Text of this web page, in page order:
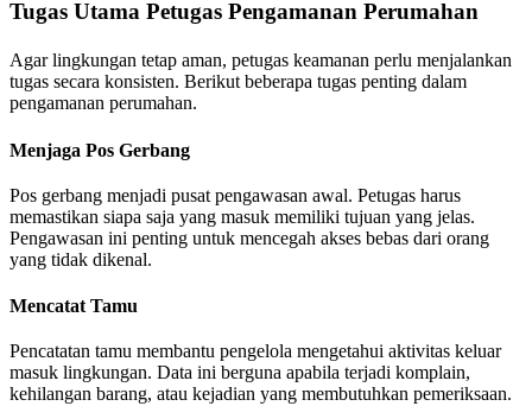
Tugas Utama Petugas Pengamanan Perumahan
Agar lingkungan tetap aman, petugas keamanan perlu menjalankan
tugas secara konsisten. Berikut beberapa tugas penting dalam
pengamanan perumahan.
Menjaga Pos Gerbang
Pos gerbang menjadi pusat pengawasan awal. Petugas harus
memastikan siapa saja yang masuk memiliki tujuan yang jelas.
Pengawasan ini penting untuk mencegah akses bebas dari orang
yang tidak dikenal.
Mencatat Tamu
Pencatatan tamu membantu pengelola mengetahui aktivitas keluar
masuk lingkungan. Data ini berguna apabila terjadi komplain,
kehilangan barang, atau kejadian yang membutuhkan pemeriksaan.